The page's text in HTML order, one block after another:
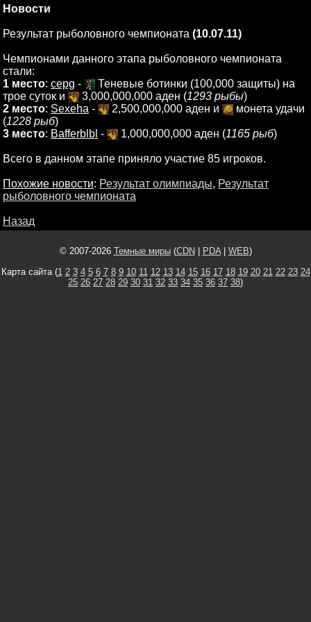
Новости
Результат рыболовного чемпионата (10.07.11)
Чемпионами данного этапа рыболовного чемпионата
стали:
1 место: cepg -
Теневые ботинки (100,000 защиты) на
трое суток и
3,000,000,000 аден (1293 рыбы)
2 место: Sexeha - 2,500,000,000 аден и
монета удачи
(1228 рыб)
3 место: Bafferblbl - 1,000,000,000 аден (1165 рыб)
Всего в данном этапе приняло участие 85 игроков.
Похожие новости: Результат олимпиады, Результат
рыболовного чемпионата
Назад
© 2007-2026 Темные миры(CDN PDA| WEB)
Карта сайта (1 2 3 4 5 6 7 8 9 10 11 12 13 14 15 16 17 18 19 20 21 22 23 24
25 26 27 28 29 30 31 32 33 34 35 36 37 38)